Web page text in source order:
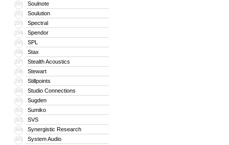
291 Soulnote
292 Soulution
293 Spectral
294 Spendor
295 SPL
296 Stax
297 Stealth Acoustics
298 Stewart
299 Stillpoints
300 Studio Connections
301 Sugden
302 Sumiko
303 SVS
304 Synergistic Research
305 System Audio